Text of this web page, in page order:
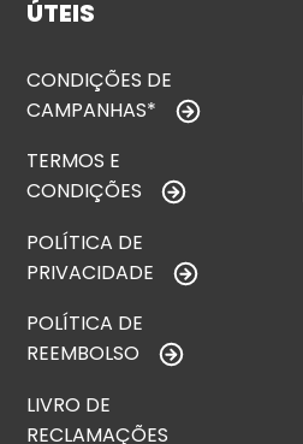
ÚTEIS
CONDIÇÕES DE
CAMPANHAS*
TERMOS E
CONDIÇÕES
POLÍTICA DE
PRIVACIDADE
POLÍTICA DE
REEMBOLSO
LIVRO DE
RECLAMAÇÕES